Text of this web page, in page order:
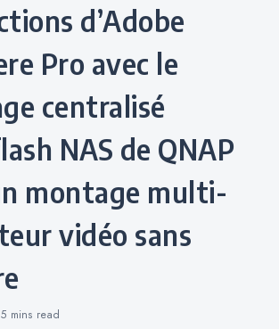
d’Adobe
Pro avec le
centralisé
NAS de QNAP
montage multi-
vidéo sans
5 mins read